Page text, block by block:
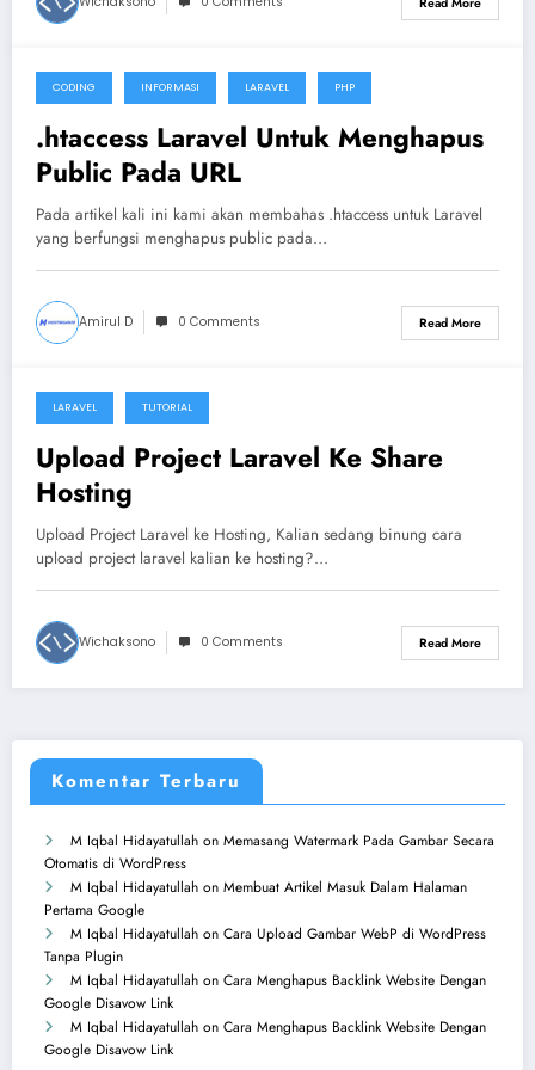
June 19, 2020
CODING INFORMASI LARAVEL PHP
.htaccess Laravel Untuk Menghapus
Public Pada URL
Pada artikel kali ini kami akan membahas .htaccess untuk Laravel
yang berfungsi menghapus public pada…
Amirul D 0 Comments Read More
December 25, 2019
LARAVEL TUTORIAL
Upload Project Laravel Ke Share
Hosting
Upload Project Laravel ke Hosting, Kalian sedang binung cara
upload project laravel kalian ke hosting?…
Wichaksono 0 Comments Read More
Komentar Terbaru
M Iqbal Hidayatullah on Memasang Watermark Pada Gambar Secara
Otomatis di WordPress
M Iqbal Hidayatullah on Membuat Artikel Masuk Dalam Halaman
Pertama Google
M Iqbal Hidayatullah on Cara Upload Gambar WebP di WordPress
Tanpa Plugin
M Iqbal Hidayatullah on Cara Menghapus Backlink Website Dengan
Google Disavow Link
M Iqbal Hidayatullah on Cara Menghapus Backlink Website Dengan
Google Disavow Link